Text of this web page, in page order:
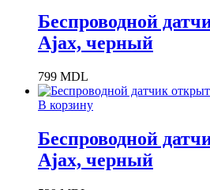
Беспроводной
Ajax, черный
799 MDL
В корзину
Беспроводной
Ajax, черный